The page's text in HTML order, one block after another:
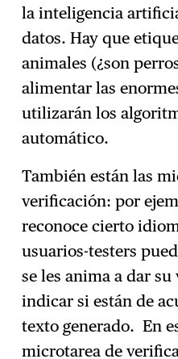
la inteligencia
datos. Hay que
animales (¿son
alimentar las
utilizarán los
automático.
También están las
verificación: por
reconoce cierto
usuarios-testers
se les anima a dar
indicar si están de
texto generado. En
microtarea de